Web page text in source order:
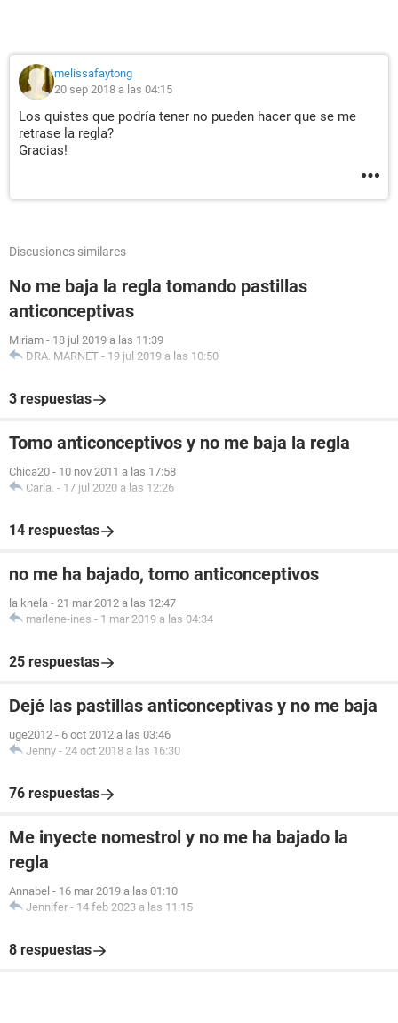
melissafaytong
20 sep 2018 a las 04:15
Los quistes que podría tener no pueden hacer que se me
retrase la regla?
Gracias!
Discusiones similares
No me baja la regla tomando pastillas
anticonceptivas
Miriam - 18 jul 2019 a las 11:39
DRA. MARNET - 19 jul 2019 a las 10:50
3 respuestas
Tomo anticonceptivos y no me baja la regla
Chica20 - 10 nov 2011 a las 17:58
Carla. - 17 jul 2020 a las 12:26
14 respuestas
no me ha bajado, tomo anticonceptivos
la knela - 21 mar 2012 a las 12:47
marlene-ines - 1 mar 2019 a las 04:34
25 respuestas
Dejé las pastillas anticonceptivas y no me baja
uge2012 - 6 oct 2012 a las 03:46
Jenny - 24 oct 2018 a las 16:30
76 respuestas
Me inyecte nomestrol y no me ha bajado la
regla
Annabel - 16 mar 2019 a las 01:10
Jennifer - 14 feb 2023 a las 11:15
8 respuestas